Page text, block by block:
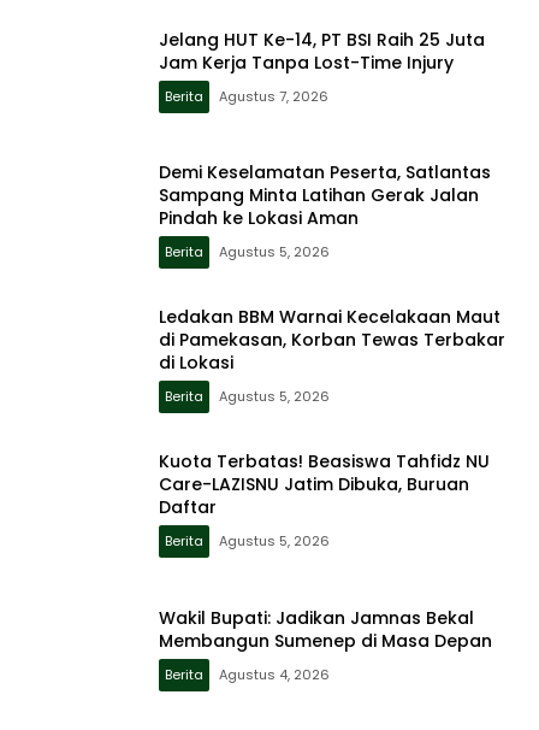
Jelang HUT Ke-14, PT BSI Raih 25 Juta
Jam Kerja Tanpa Lost-Time Injury
Berita Agustus 7, 2026
Demi Keselamatan Peserta, Satlantas
Sampang Minta Latihan Gerak Jalan
Pindah ke Lokasi Aman
Berita Agustus 5, 2026
Ledakan BBM Warnai Kecelakaan Maut
di Pamekasan, Korban Tewas Terbakar
di Lokasi
Berita Agustus 5, 2026
Kuota Terbatas! Beasiswa Tahfidz NU
Care-LAZISNU Jatim Dibuka, Buruan
Daftar
Berita Agustus 5, 2026
Wakil Bupati: Jadikan Jamnas Bekal
Membangun Sumenep di Masa Depan
Berita Agustus 4, 2026